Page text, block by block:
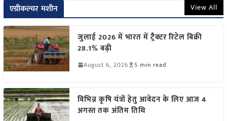
एग्रीकल्चर मशीन View All
जुलाई 2026 में भारत में ट्रैक्टर रिटेल बिक्री
28.1% बढ़ी
August 6, 2026 5 min read
विभिन्न कृषि यंत्रों हेतु आवेदन के लिए आज 4
अगस्त तक अंतिम तिथि